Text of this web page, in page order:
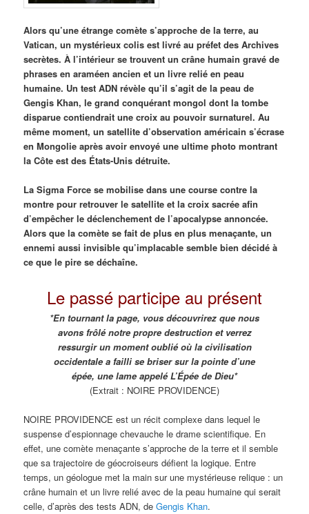
Alors qu’une étrange comète s’approche de la terre, au
Vatican, un mystérieux colis est livré au préfet des Archives
secrètes. À l’intérieur se trouvent un crâne humain gravé de
phrases en araméen ancien et un livre relié en peau
humaine. Un test ADN révèle qu’il s’agit de la peau de
Gengis Khan, le grand conquérant mongol dont la tombe
disparue contiendrait une croix au pouvoir surnaturel. Au
même moment, un satellite d’observation américain s’écrase
en Mongolie après avoir envoyé une ultime photo montrant
la Côte est des États-Unis détruite.
La Sigma Force se mobilise dans une course contre la
montre pour retrouver le satellite et la croix sacrée afin
d’empêcher le déclenchement de l’apocalypse annoncée.
Alors que la comète se fait de plus en plus menaçante, un
ennemi aussi invisible qu’implacable semble bien décidé à
ce que le pire se déchaîne.
Le passé participe au présent
*En tournant la page, vous découvrirez que nous
avons frôlé notre propre destruction et verrez
ressurgir un moment oublié où la civilisation
occidentale a failli se briser sur la pointe d’une
épée, une lame appelé L’Épée de Dieu*
(Extrait : NOIRE PROVIDENCE)
NOIRE PROVIDENCE est un récit complexe dans lequel le
suspense d’espionnage chevauche le drame scientifique. En
effet, une comète menaçante s’approche de la terre et il semble
que sa trajectoire de géocroiseurs défient la logique. Entre
temps, un géologue met la main sur une mystérieuse relique : un
crâne humain et un livre relié avec de la peau humaine qui serait
celle, d’après des tests ADN, deGengis Khan.